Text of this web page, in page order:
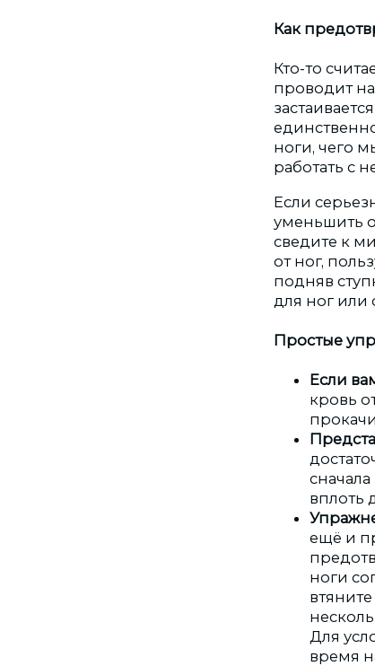
Как
Кто-то
проводит на
ноги, чего
работать с
Если
уменьшить
сведите к
от ног,
подняв
для ног или
Простые
Если
кровь
вплоть
ещё и
ноги
Для
время